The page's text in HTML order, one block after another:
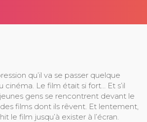
qu’il va se passer quelque
cinéma. Le film était si fort… Et s’il
gens se rencontrent devant le
films dont ils rêvent. Et lentement,
le film jusqu’à exister à l’écran.